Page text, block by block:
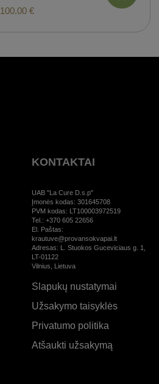
100.00 €
KONTAKTAI
UAB "La Cure D.s.p"
Įmonės kodas: 301645708
PVM kodas: LT100003972519
Tel.: +370 605 22656
El. Paštas:
krautuve@provansokvapai.lt
Adresas: L. Stuokos Guceviciaus g. 1,
LT-01122
Vilnius, Lietuva
Slapukų nustatymai
Užsakymo taisyklės
Privatumo politika
Atšaukti užsakymą